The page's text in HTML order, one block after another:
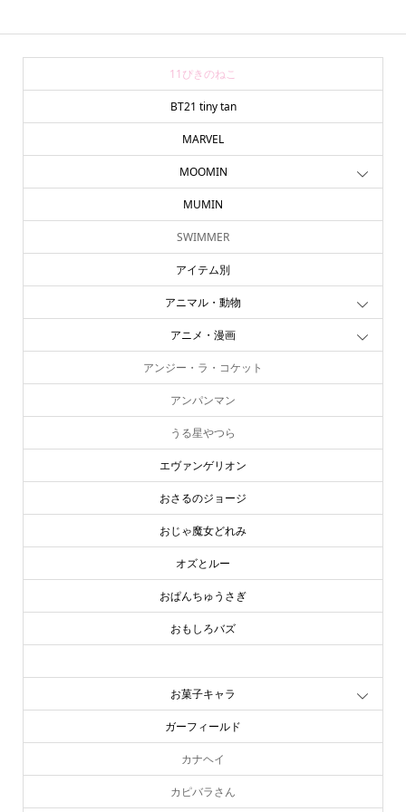
11ぴきのねこ
BT21 tiny tan
MARVEL
MOOMIN
MUMIN
SWIMMER
アイテム別
アニマル・動物
アニメ・漫画
アンジー・ラ・コケット
アンパンマン
うる星やつら
エヴァンゲリオン
おさるのジョージ
おじゃ魔女どれみ
オズとルー
おぱんちゅうさぎ
おもしろバズ
お菓子キャラ
ガーフィールド
カナヘイ
カピバラさん
company info contact us